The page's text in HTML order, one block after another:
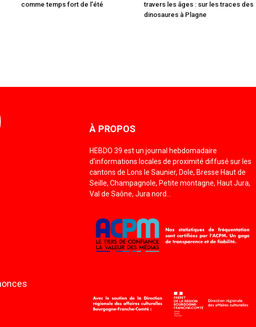
comme temps fort de l’été
travers les âges : sur les traces des
dinosaures à Plagne